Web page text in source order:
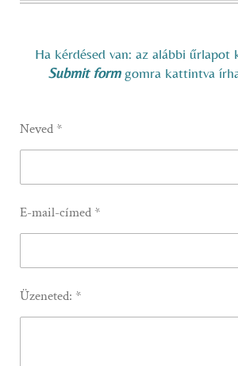
Ha kérdésed van: az alábbi űrlapot
Submit formgomra kattintva
Neved *
E-mail-címed *
Üzeneted: *